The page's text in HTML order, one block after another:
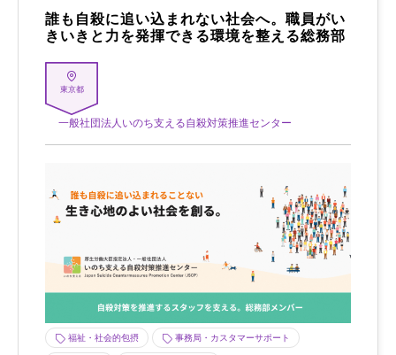
誰も自殺に追い込まれない社会へ。職員がい
きいきと力を発揮できる環境を整える総務部
東京都
一般社団法人いのち支える自殺対策推進センター
福祉・社会的包摂 事務局・カスタマーサポート